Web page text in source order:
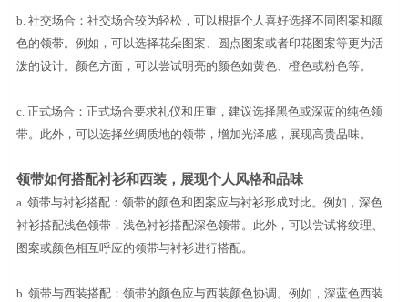
b. 社交场合：社交场合较为轻松，可以根据个人喜好选择不同图案和颜
色的领带。例如，可以选择花朵图案、圆点图案或者印花图案等更为活
泼的设计。颜色方面，可以尝试明亮的颜色如黄色、橙色或粉色等。
c. 正式场合：正式场合要求礼仪和庄重，建议选择黑色或深蓝的纯色领
带。此外，可以选择丝绸质地的领带，增加光泽感，展现高贵品味。
领带如何搭配衬衫和西装，展现个人风格和品味
a. 领带与衬衫搭配：领带的颜色和图案应与衬衫形成对比。例如，深色
衬衫搭配浅色领带，浅色衬衫搭配深色领带。此外，可以尝试将纹理、
图案或颜色相互呼应的领带与衬衫进行搭配。
b. 领带与西装搭配：领带的颜色应与西装颜色协调。例如，深蓝色西装